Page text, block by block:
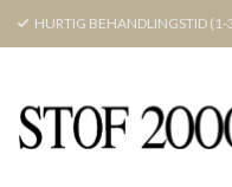
HURTIG BEHANDLINGSTID (1-